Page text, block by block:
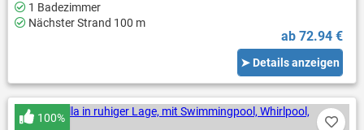
1 Badezimmer
Nächster Strand 100 m
ab 72.94 €
➤ Details anzeigen
100%